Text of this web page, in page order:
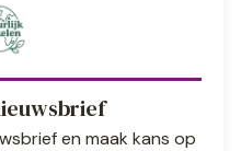
en maak kans op